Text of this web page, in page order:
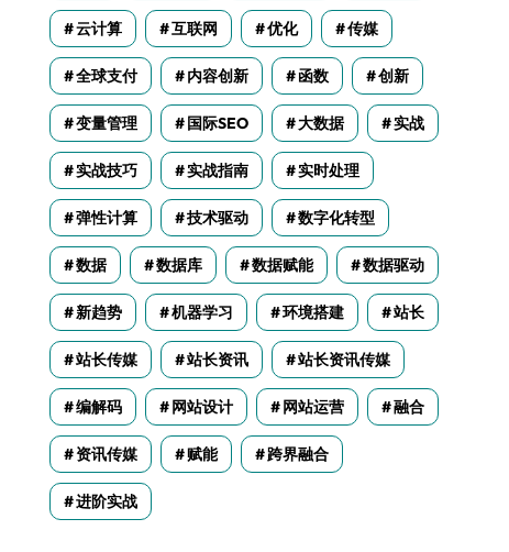
云计算 互联网 优化 传媒
全球支付 内容创新 函数 创新
变量管理 国际SEO 大数据 实战
实战技巧 实战指南 实时处理
弹性计算 技术驱动 数字化转型
数据 数据库 数据赋能 数据驱动
新趋势 机器学习 环境搭建 站长
站长传媒 站长资讯 站长资讯传媒
编解码 网站设计 网站运营 融合
资讯传媒 赋能 跨界融合
进阶实战